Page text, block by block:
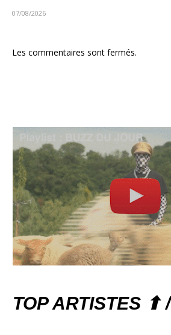
07/08/2026
Les commentaires sont fermés.
TOP ARTISTES ⬆ /